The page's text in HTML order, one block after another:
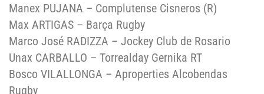
Manex PUJANA – Complutense Cisneros (R)
Max ARTIGAS – Barça Rugby
Marco José RADIZZA – Jockey Club de Rosario
Unax CARBALLO – Torrealday Gernika RT
Bosco VILALLONGA – Aproperties Alcobendas
Rugby